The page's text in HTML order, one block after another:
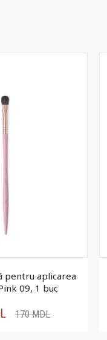
pentru aplicarea
09, 1 buc
170MDL